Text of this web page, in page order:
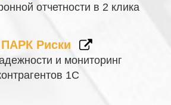
отчетности в 2 клика
Риски
и мониторинг
1С